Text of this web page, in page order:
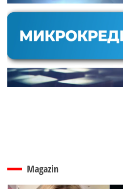
Magazin